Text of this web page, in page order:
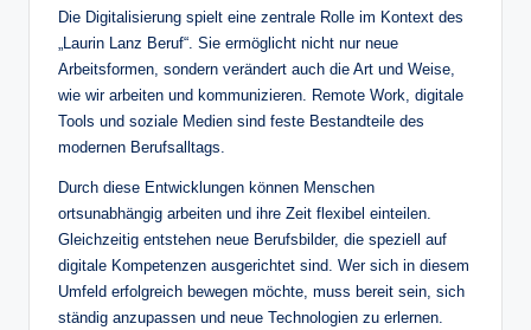
Die Digitalisierung spielt eine zentrale Rolle im Kontext des
„Laurin Lanz Beruf“. Sie ermöglicht nicht nur neue
Arbeitsformen, sondern verändert auch die Art und Weise,
wie wir arbeiten und kommunizieren. Remote Work, digitale
Tools und soziale Medien sind feste Bestandteile des
modernen Berufsalltags.
Durch diese Entwicklungen können Menschen
ortsunabhängig arbeiten und ihre Zeit flexibel einteilen.
Gleichzeitig entstehen neue Berufsbilder, die speziell auf
digitale Kompetenzen ausgerichtet sind. Wer sich in diesem
Umfeld erfolgreich bewegen möchte, muss bereit sein, sich
ständig anzupassen und neue Technologien zu erlernen.